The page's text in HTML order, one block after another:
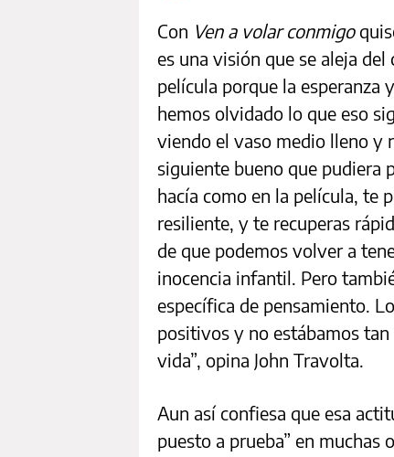
Con Ven a volar conmigo
es una visión que se aleja
película porque la esperanza
hemos olvidado lo que eso
viendo el vaso medio lleno y
siguiente bueno que pudiera
hacía como en la película, te
resiliente, y te recuperas
de que podemos volver a
inocencia infantil. Pero
específica de pensamiento.
positivos y no estábamos
vida”, opina John Travolta.
Aun así confiesa que esa
puesto a prueba” en muchas